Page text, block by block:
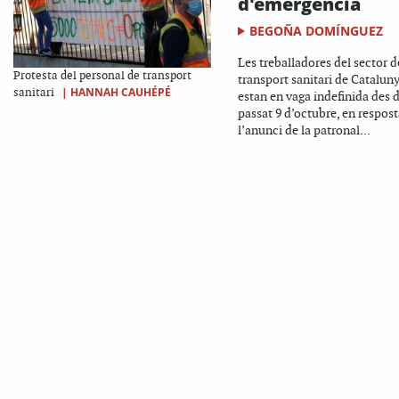
Protesta del personal de transport
sanitari
| HANNAH CAUHÉPÉ
BEGOÑA DOMÍNGUEZ
Les treballadores del sector
transport sanitari de
estan en vaga indefinida des
passat 9 d’octubre, en
l’anunci de la patronal...